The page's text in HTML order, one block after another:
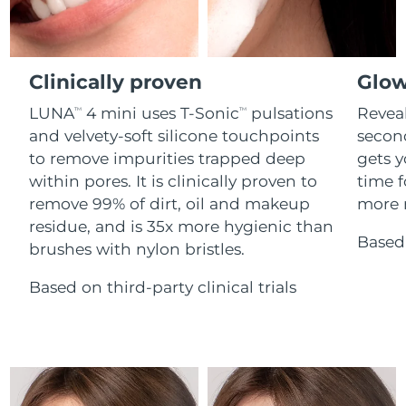
Clinically proven
LUNATM 4 mini uses T-SonicTM
pulsations
and velvety-soft silicone touchpoints
to remove impurities trapped deep
within pores. It is clinically proven to
remove 99% of dirt, oil and makeup
residue, and is 35x more hygienic than
brushes with nylon bristles.
Based on third-party clinical trials
gets
time
more
For healthy hair
18% PAP
Kosmetik Männer
Kaufe alles
FOREO APP
ÜBER
Gibraltar
Erwartete Lieferung
13/08/2026
Griechenland
09/08/2026
Sonderverwaltungsregion
Hongkong
10/08/2026
Ungarn
Erwartete Lieferung
09/08/2026
Island
Erwartete Lieferung
10/08/2026
Indonesien
Erwartete Lieferung
Erwartete Lieferung